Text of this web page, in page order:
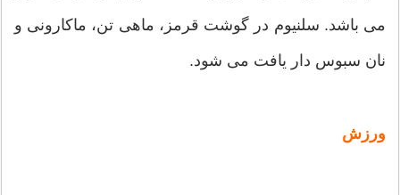
می باشد. سلنیوم در گوشت قرمز، ماهی تن، ماکارونی و
نان سبوس دار یافت می شود.
ورزش